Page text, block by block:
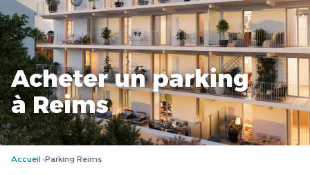
Acheter un parking
à Reims
Accueil Parking Reims